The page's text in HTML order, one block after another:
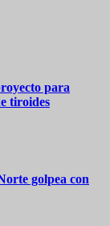
para
tiroides
golpea con